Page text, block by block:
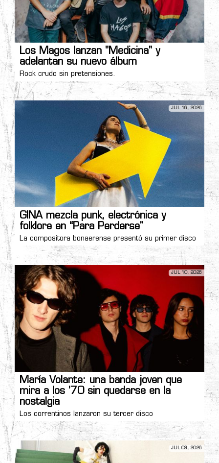
Los Magos lanzan "Medicina" y
adelantan su nuevo álbum
Rock crudo sin pretensiones.
JUL 16, 2026
GINA mezcla punk, electrónica y
folklore en “Para Perderse”
La compositora bonaerense presentó su primer disco
JUL 10, 2026
María Volante: una banda joven que
mira a los '70 sin quedarse en la
nostalgia
Los correntinos lanzaron su tercer disco
JUL 03, 2026